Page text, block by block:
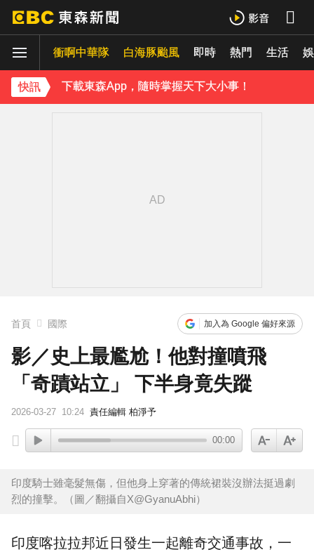
衝啊中華隊 白海豚颱風 即時 熱門 生活
快訊
ENHYPEN西村力站姐輕生亡！生前淚喊「本想再活久點」粉絲怒轟：別再差別對待
下載東森App，隨時掌握天下大小事！
首頁 國際 加入為 Google 偏好來源
影／史上最尷尬！他對撞噴飛
「奇蹟站立」 下半身竟失蹤
2026-03-27 10:24 責任編輯 柏淨予
00:00
印度騎士雖毫髮無傷，但他身上穿著的傳統裙裝沒辦法挺過劇
烈的撞擊。（圖／翻攝自X@GyanuAbhi）
印度喀拉拉邦近日發生一起離奇交通事故 ，一